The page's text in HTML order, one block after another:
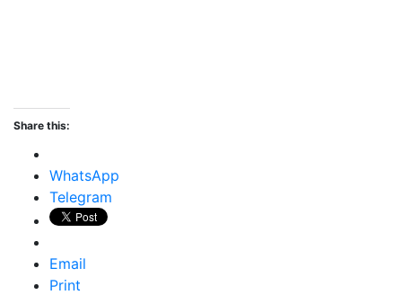
Share this:
WhatsApp
Telegram
Email
Print